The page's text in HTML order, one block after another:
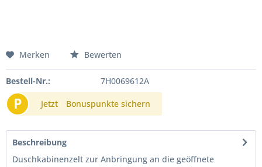
Merken Bewerten
Bestell-Nr.: 7H0069612A
P Jetzt Bonuspunkte sichern
Beschreibung
Duschkabinenzelt zur Anbringung an die geöffnete